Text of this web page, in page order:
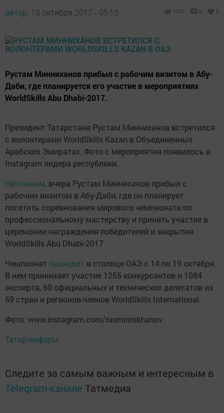
автор, 19 октября 2017 - 05:15 1281 0 0
Рустам Минниханов прибыл с рабочим визитом в Абу-
Даби, где планируется его участие в мероприятиях
WorldSkills Abu Dhabi-2017.
Президент Татарстана Рустам Минниханов встретился
с волонтерами WorldSkills Kazan в Объединенных
Арабских Эмиратах. Фото с мероприятия появилось в
Instagram лидера республики.
Напомним, вчера Рустам Минниханов прибыл с
рабочим визитом в Абу-Даби, где он планирует
посетить соревнования мирового чемпионата по
профессиональному мастерству и принять участие в
церемонии награждения победителей и закрытия
WorldSkills Abu Dhabi-2017.
Чемпионат проходит в столице ОАЭ с 14 по 19 октября.
В нем принимает участие 1255 конкурсантов и 1084
эксперта, 60 официальных и технических делегатов из
59 стран и регионов-членов WorldSkills International.
Фото: www.instagram.com/rusminnikhanov
Татар-информ
Следите за самым важным и интересным в
Telegram-канале Татмедиа